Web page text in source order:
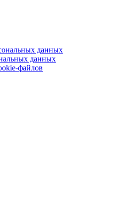
данных
данных
файлов